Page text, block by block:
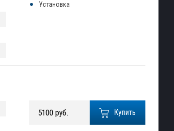
Установка
Купить
5100 руб.